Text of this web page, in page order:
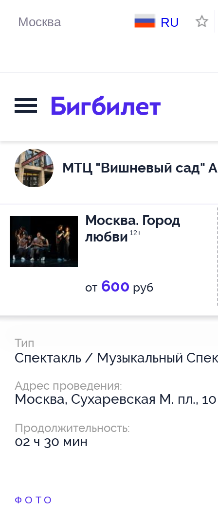
RU
МТЦ "Вишневый сад"
Москва. Город
любви 12+
от 600 руб
Тип
Адрес проведения:
Москва, Сухаревская М. пл., 10
Продолжительность:
02 ч 30 мин
ФОТО